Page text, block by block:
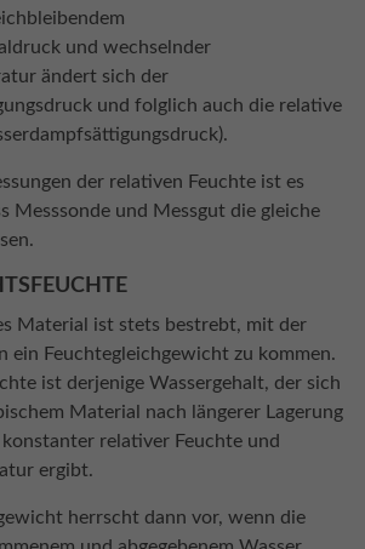
und wechselnder
ändert sich der
und folglich auch die relative
der relativen Feuchte ist es
Messsonde und Messgut die gleiche
Material ist stets bestrebt, mit der
ein Feuchtegleichgewicht zu kommen.
ist derjenige Wassergehalt, der sich
Material nach längerer Lagerung
relativer Feuchte und
ergibt.
herrscht dann vor, wenn die